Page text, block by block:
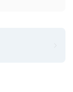
40242